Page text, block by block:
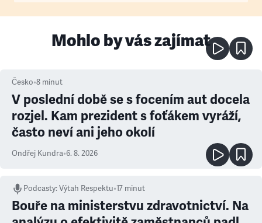
Mohlo by vás zajímat
Česko•8 minut
V poslední době se s focením aut docela
rozjel. Kam prezident s foťákem vyráží,
často neví ani jeho okolí
Ondřej Kundra•6. 8. 2026
Podcasty:Výtah Respektu•17 minut
Bouře na ministerstvu zdravotnictví. Na